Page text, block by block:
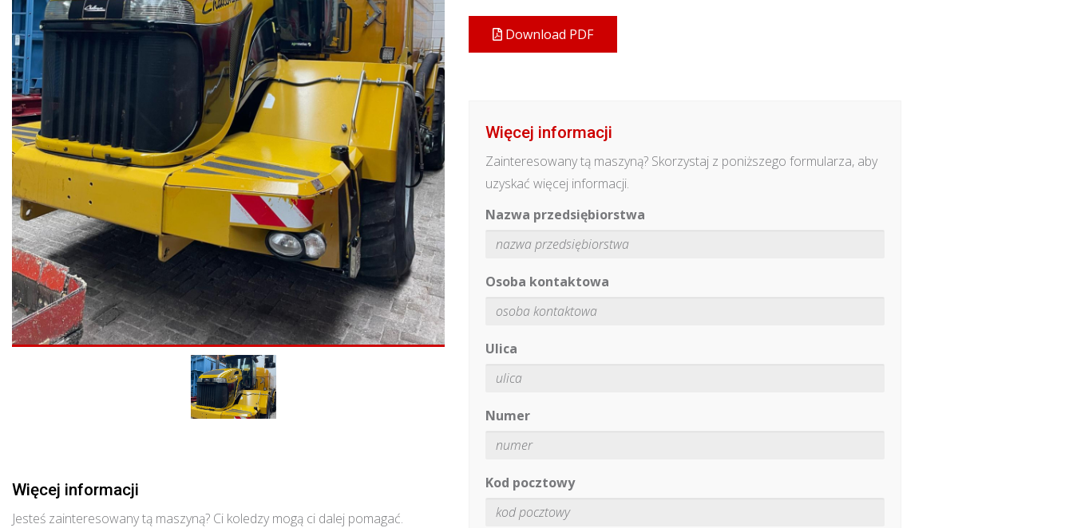
Więcej informacji
Jesteś zainteresowany tą maszyną? Ci koledzy mogą ci dalej pomagać.
Download PDF
Więcej informacji
Zainteresowany tą maszyną? Skorzystaj z poniższego formularza, aby
uzyskać więcej informacji.
Nazwa przedsiębiorstwa
Osoba kontaktowa
Ulica
Numer
Kod pocztowy